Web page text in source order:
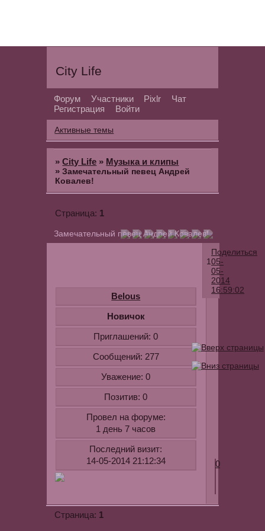
City Life
Форум Участники Pixlr
Чат
Регистрация
Войти
Активные темы
»City Life » Музыка и клипы
»Замечательный певец Андрей
Ковалев!
Замечательный певец Андрей Ковалев!
Страница: 1
Поделиться
105-
05-
2014
16:59:02
Belous
Новичок
Приглашений: 0
Сообщений: 277
Уважение: 0
Позитив: 0
Провел на форуме:
1 день 7 часов
Последний визит:
14-05-2014 21:12:34
таким
певцом,
0
Страница: 1